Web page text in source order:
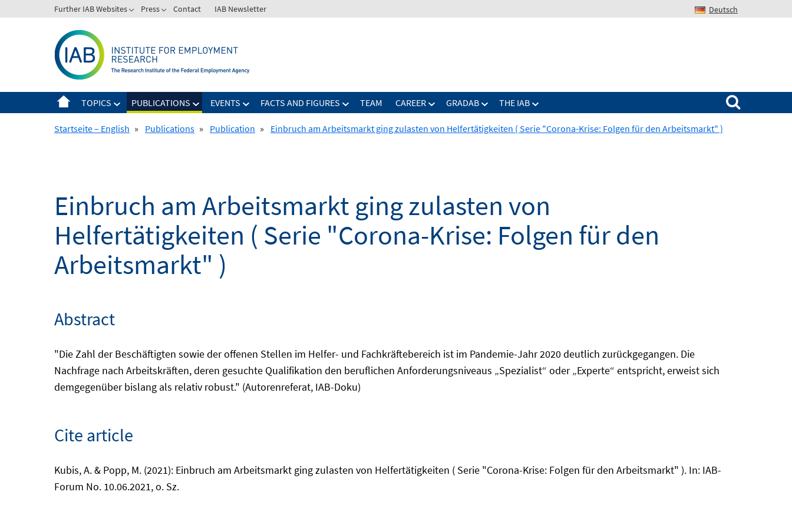
to
Further IAB Websites Press Contact IAB Newsletter Deutsch
TOPICS PUBLICATIONS EVENTS FACTS AND FIGURES TEAM CAREER GRADAB THE IAB
Search for:
Startseite – English » Publications » Publication » Einbruch am Arbeitsmarkt ging zulasten von Helfertätigkeiten ( Serie "Corona-Krise: Folgen für den Arbeitsmarkt" )
Einbruch am Arbeitsmarkt ging zulasten von
Helfertätigkeiten ( Serie "Corona-Krise: Folgen für den
Arbeitsmarkt" )
Abstract
"Die Zahl der Beschäftigten sowie der offenen Stellen im Helfer- und Fachkräftebereich ist im Pandemie-Jahr 2020 deutlich zurückgegangen. Die
Nachfrage nach Arbeitskräften, deren gesuchte Qualifikation den beruflichen Anforderungsniveaus „Spezialist“ oder „Experte“ entspricht, erweist sich
demgegenüber bislang als relativ robust." (Autorenreferat, IAB-Doku)
Cite article
Kubis, A. & Popp, M. (2021): Einbruch am Arbeitsmarkt ging zulasten von Helfertätigkeiten ( Serie "Corona-Krise: Folgen für den Arbeitsmarkt" ). In: IAB-
Forum No. 10.06.2021, o. Sz.